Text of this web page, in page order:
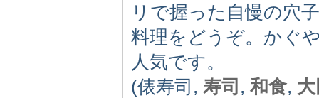
リで握った自慢の穴
料理をどうぞ。かぐ
人気です。
(俵寿司, 寿司 , 和食,